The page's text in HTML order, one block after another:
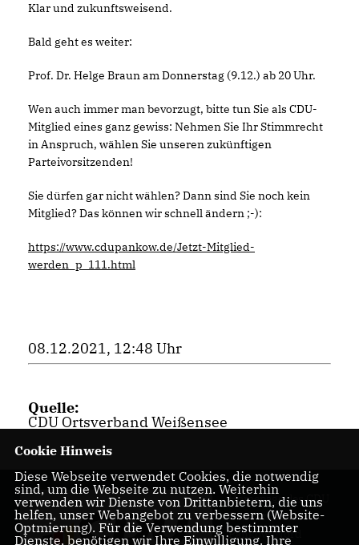
Klar und zukunftsweisend.
Bald geht es weiter:
Prof. Dr. Helge Braun am Donnerstag (9.12.) ab 20 Uhr.
Wen auch immer man bevorzugt, bitte tun Sie als CDU-
Mitglied eines ganz gewiss: Nehmen Sie Ihr Stimmrecht
in Anspruch, wählen Sie unseren zukünftigen
Parteivorsitzenden!
Sie dürfen gar nicht wählen? Dann sind Sie noch kein
Mitglied? Das können wir schnell ändern ;-):
https://www.cdupankow.de/Jetzt-Mitglied-
werden_p_111.html
08.12.2021, 12:48 Uhr
Quelle:
CDU Ortsverband Weißensee
Homepage des CDU
Ortsverbandes
Pankow-Nord
Cookie Hinweis
Diese Webseite verwendet Cookies, die notwendig
sind, um die Webseite zu nutzen. Weiterhin
verwenden wir Dienste von Drittanbietern, die uns
helfen, unser Webangebot zu verbessern (Website-
Optmierung). Für die Verwendung bestimmter
Dienste, benötigen wir Ihre Einwilligung. Ihre